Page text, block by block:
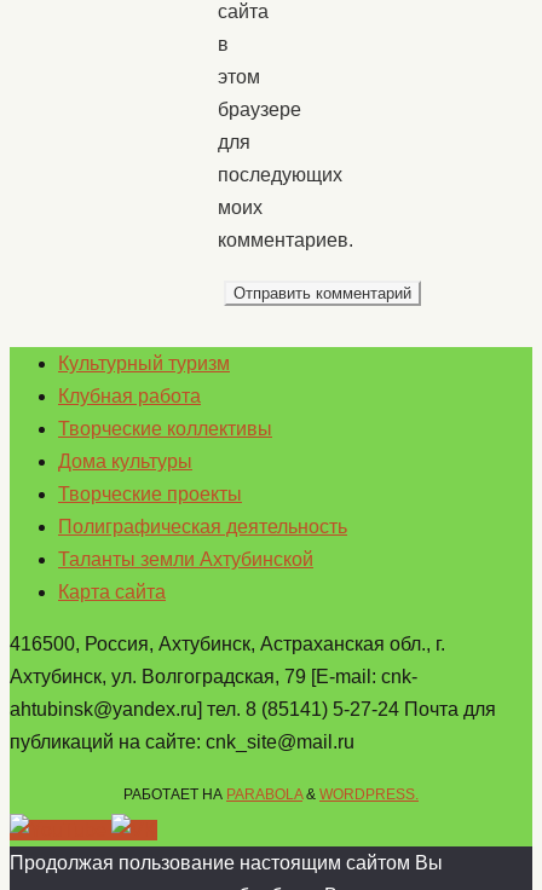
сайта
в
этом
браузере
для
последующих
моих
комментариев.
Культурный туризм
Клубная работа
Творческие коллективы
Дома культуры
Творческие проекты
Полиграфическая деятельность
Таланты земли Ахтубинской
Карта сайта
416500, Россия, Ахтубинск, Астраханская обл., г.
Ахтубинск, ул. Волгоградская, 79 [E-mail: cnk-
ahtubinsk@yandex.ru] тел. 8 (85141) 5-27-24 Почта для
публикаций на сайте: cnk_site@mail.ru
РАБОТАЕТ НА PARABOLA& WORDPRESS.
Продолжая пользование настоящим сайтом Вы